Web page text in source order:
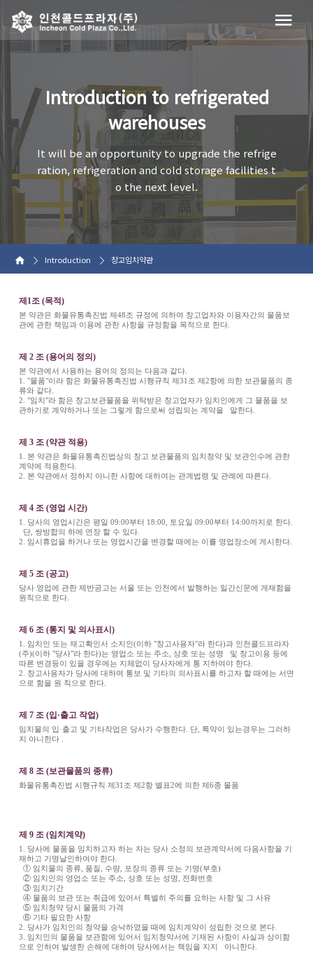
Introduction to refrigerated
warehouses
It will be an opportunity to upgrade the refrige
ration, refrigeration and cold storage facilities t
o the next level.
Introduction 창고임치약관
제1조 (목적)
본 약관은 화물유통촉진법 제48조 규정에 의하여 창고업자와 이용자간의 물품보
관에 관한 책임과 이용에 관한 사항을 규정함을 목적으로 한다.
제 2 조 (용어의 정의)
본 약관에서 사용하는 용어의 정의는 다음과 같다.
1. "물품"이라 함은 화물유통촉진법 시행규칙 제31조 제2항에 의한 보관물품의 종
류와 같다.
2. "임치"라 함은 창고보관물품을 위탁받은 창고업자가 임치인에게 그 물품을 보
관하기로 계약하거나 또는 그렇게 함으로써 성립되는 계약을 말한다.
제 3 조 (약관 적용)
1. 본 약관은 화물유통촉진법상의 창고 보관물품의 임치청약 및 보관인수에 관한
계약에 적용한다.
2. 본 약관에서 정하지 아니한 사항에 대하여는 관계법령 및 관례에 따른다.
제 4 조 (영업 시간)
1. 당사의 영업시간은 평일 09:00부터 18:00, 토요일 09:00부터 14:00까지로 한다.
단, 쌍방합의 하에 연장 할 수 있다.
2. 임시휴업을 하거나 또는 영업시간을 변경할 때에는 이를 영업장소에 게시한다.
제 5 조 (공고)
당사 영업에 관한 제반공고는 서울 또는 인천에서 발행하는 일간신문에 게재함을
원칙으로 한다.
제 6 조 (통지 및 의사표시)
1. 임치인 또는 재고확인서 소지인(이하 "창고사용자"라 한다)과 인천콜드프라자
(주)(이하 "당사"라 한다)는 영업소 또는 주소, 상호 또는 성명 및 창고이용 등에
따른 변경등이 있을 경우에는 지체없이 당사자에게 통 지하여야 한다.
2. 창고사용자가 당사에 대하여 통보 및 기타의 의사표시를 하고자 할 때에는 서면
으로 함을 원 칙으로 한다.
제 7 조 (입·출고 작업)
임치물의 입·출고 및 기타작업은 당사가 수행한다. 단, 특약이 있는경우는 그러하
지 아니한다 .
제 8 조 (보관물품의 종류)
화물유통촉진법 시행규칙 제31조 제2항 별표2에 의한 제6종 물품
제 9 조 (임치계약)
1. 당사에 물품을 임치하고자 하는 자는 당사 소정의 보관계약서에 다음사항을 기
재하고 기명날인하여야 한다.
① 임치물의 종류, 품질, 수량, 포장의 종류 또는 기명(부호)
② 임치인의 영업소 또는 주소, 상호 또는 성명, 전화번호
③ 임치기간
④ 물품의 보관 또는 취급에 있어서 특별히 주의를 요하는 사항 및 그 사유
⑤ 임치청약 당시 물품의 가격
⑥ 기타 필요한 사항
2. 당사가 임치인의 청약을 승낙하였을 때에 임치계약이 성립한 것으로 본다.
3. 임치인의 물품을 보관함에 있어서 임치청약서에 기재된 사항이 사실과 상이함
으로 인하여 발생한 손해에 대하여 당사에서는 책임을 지지 아니한다.